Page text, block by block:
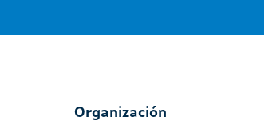
Organización